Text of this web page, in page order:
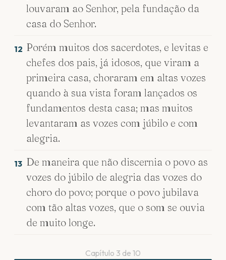
louvaram ao Senhor, pela fundação da
casa do Senhor.
12 Porém muitos dos sacerdotes, e levitas e
chefes dos pais, já idosos, que viram a
primeira casa, choraram em altas vozes
quando à sua vista foram lançados os
fundamentos desta casa; mas muitos
levantaram as vozes com júbilo e com
alegria.
13 De maneira que não discernia o povo as
vozes do júbilo de alegria das vozes do
choro do povo; porque o povo jubilava
com tão altas vozes, que o som se ouvia
de muito longe.
Capítulo 3 de 10